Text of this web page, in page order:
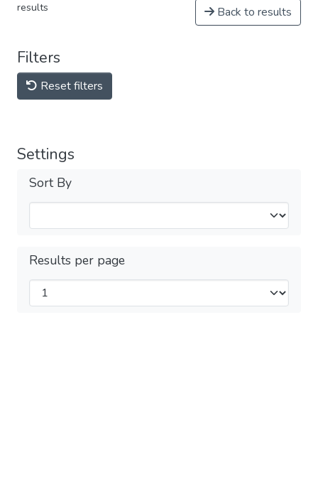
results Back to results
Filters
Reset filters
Settings
Sort By
Results per page